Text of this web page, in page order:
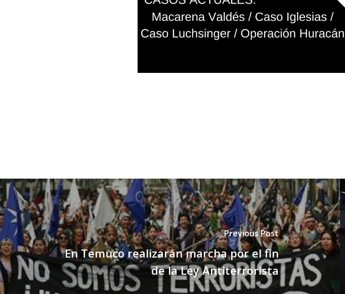
Previous Post
En Temuco realizarán marcha por el fin
de la Ley Antiterrorista